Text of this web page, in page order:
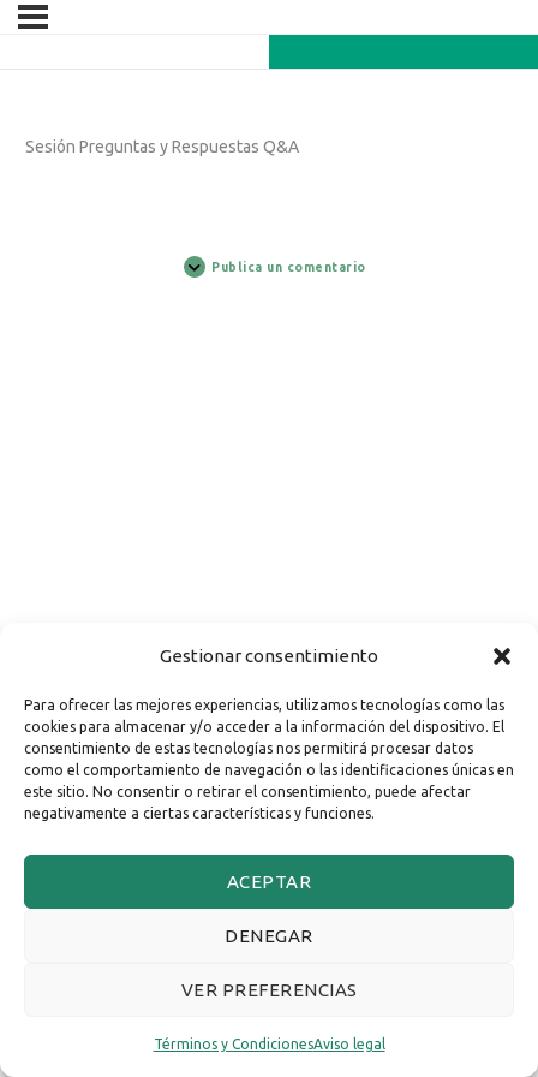
Gestionar consentimiento
Para ofrecer las mejores experiencias, utilizamos tecnologías como las
cookies para almacenar y/o acceder a la información del dispositivo. El
consentimiento de estas tecnologías nos permitirá procesar datos
como el comportamiento de navegación o las identificaciones únicas en
este sitio. No consentir o retirar el consentimiento, puede afectar
negativamente a ciertas características y funciones.
ACEPTAR
DENEGAR
VER PREFERENCIAS
Términos y CondicionesAviso legal
Sesión Preguntas y Respuestas Q&A
Publica un comentario